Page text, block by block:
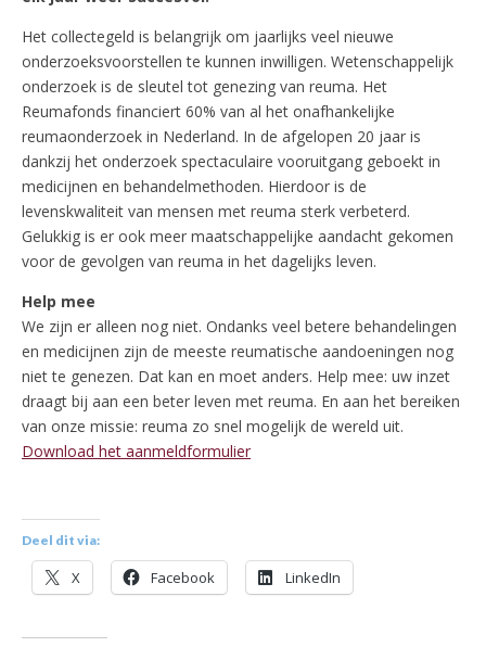
Het collectegeld is belangrijk om jaarlijks veel nieuwe
onderzoeksvoorstellen te kunnen inwilligen. Wetenschappelijk
onderzoek is de sleutel tot genezing van reuma. Het
Reumafonds financiert 60% van al het onafhankelijke
reumaonderzoek in Nederland. In de afgelopen 20 jaar is
dankzij het onderzoek spectaculaire vooruitgang geboekt in
medicijnen en behandelmethoden. Hierdoor is de
levenskwaliteit van mensen met reuma sterk verbeterd.
Gelukkig is er ook meer maatschappelijke aandacht gekomen
voor de gevolgen van reuma in het dagelijks leven.
Help mee
We zijn er alleen nog niet. Ondanks veel betere behandelingen
en medicijnen zijn de meeste reumatische aandoeningen nog
niet te genezen. Dat kan en moet anders. Help mee: uw inzet
draagt bij aan een beter leven met reuma. En aan het bereiken
van onze missie: reuma zo snel mogelijk de wereld uit.
Download het aanmeldformulier
Deel dit via:
X Facebook LinkedIn